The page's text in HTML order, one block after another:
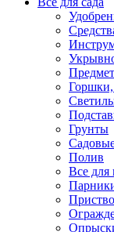
Грунты
Полив
Все для